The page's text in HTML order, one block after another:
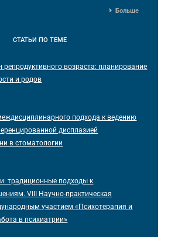
Больше
СТАТЬИ ПО ТЕМЕ
возраста: планирование
и родов
подхода к ведению
дисплазией
в стоматологии
традиционные подходы к
VIII Научно-практическая
участием «Психотерапия и
в психиатрии»